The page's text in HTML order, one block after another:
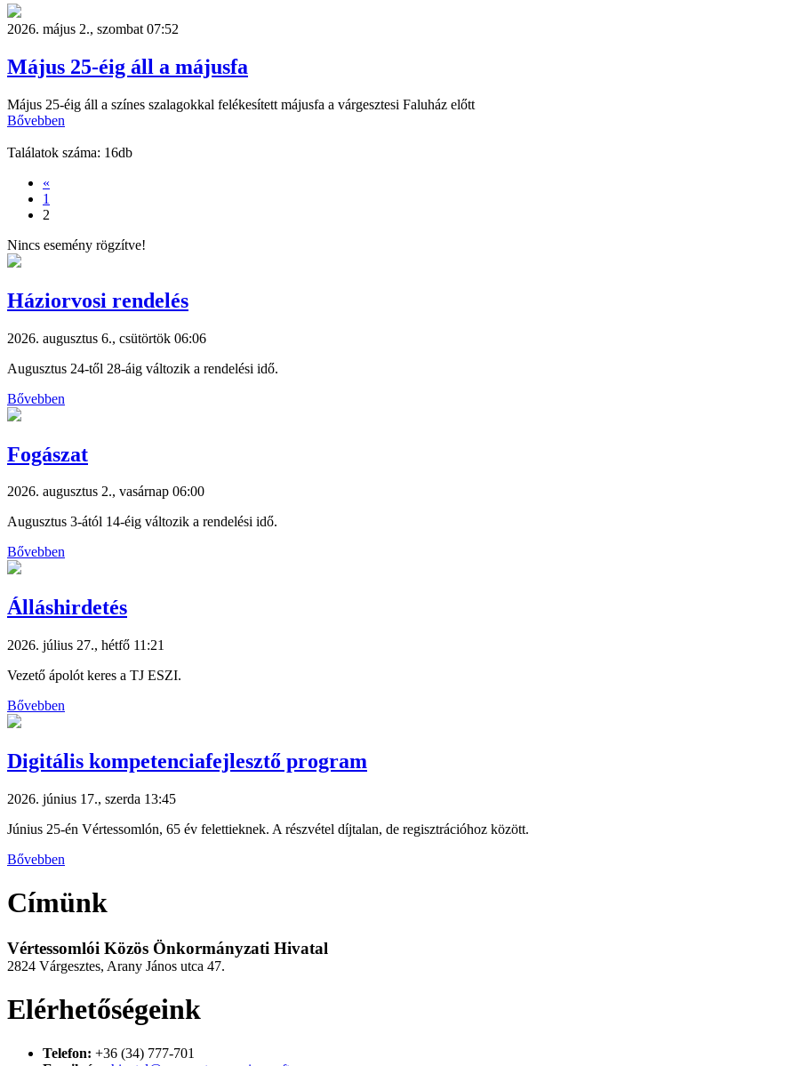
2026. május 2., szombat 07:52
Május 25-éig áll a májusfa
Május 25-éig áll a színes szalagokkal felékesített májusfa a várgesztesi Faluház előtt
Bővebben
Találatok száma: 16db
«
1
2
Nincs esemény rögzítve!
Háziorvosi rendelés
2026. augusztus 6., csütörtök 06:06
Augusztus 24-től 28-áig változik a rendelési idő.
Bővebben
Fogászat
2026. augusztus 2., vasárnap 06:00
Augusztus 3-ától 14-éig változik a rendelési idő.
Bővebben
Álláshirdetés
2026. július 27., hétfő 11:21
Vezető ápolót keres a TJ ESZI.
Bővebben
Digitális kompetenciafejlesztő program
2026. június 17., szerda 13:45
Június 25-én Vértessomlón, 65 év felettieknek. A részvétel díjtalan, de regisztrációhoz között.
Bővebben
Címünk
Vértessomlói Közös Önkormányzati Hivatal
2824 Várgesztes, Arany János utca 47.
Elérhetőségeink
Telefon: +36 (34) 777-701